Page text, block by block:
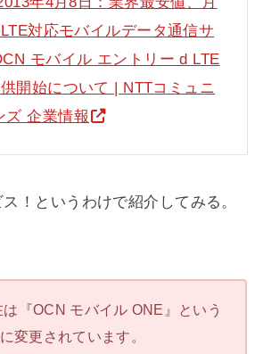
対応モバイルデータ通信サ
モバイル エントリー d LTE
開始について | NTTコミュニ
ズ 企業情報
！というわけで紹介してみる。
『OCN モバイル ONE』という
変更されています。